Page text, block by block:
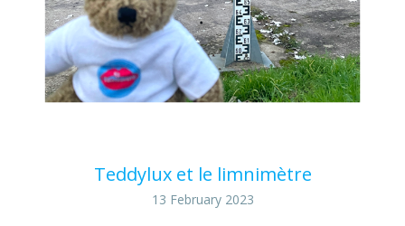
Teddylux et le limnimètre
13 February 2023